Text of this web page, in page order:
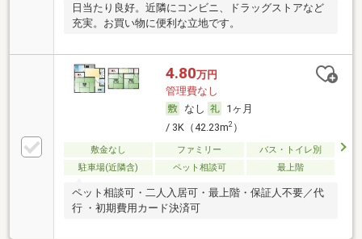
日当たり良好。近隣にコンビニ、ドラッグストアなど
充実。お買い物に便利な立地です。
4.80万円
管理費なし
なし
1ヶ月
/ 3K（42.23m2）
敷金なし ファミリー
バス・トイレ別
駐車場(近隣含)
ペット相談可 最上階
ペット相談可・二人入居可・最上階・保証人不要／代
行 ・初期費用カード決済可